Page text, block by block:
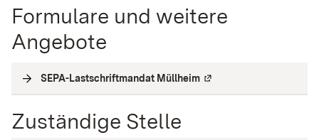
Formulare und weitere
Angebote
SEPA-Lastschriftmandat Müllheim Externe Verlinkung
Zuständige Stelle